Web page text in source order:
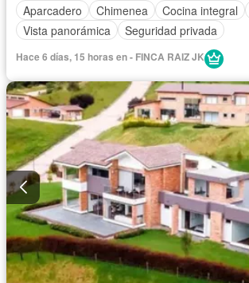
Aparcadero
Chimenea Cocina integral
Vista panorámica
Seguridad privada
Hace 6 días, 15 horas en - FINCA RAIZ JK